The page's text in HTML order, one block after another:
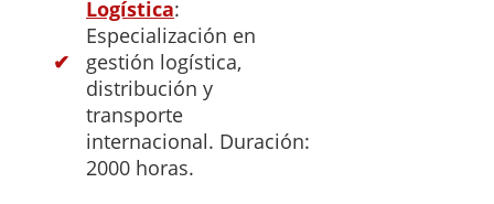
Logística:
Especialización en
gestión logística,
distribución y
transporte
internacional. Duración:
2000 horas.